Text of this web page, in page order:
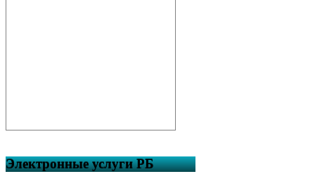
Электронные услуги РБ